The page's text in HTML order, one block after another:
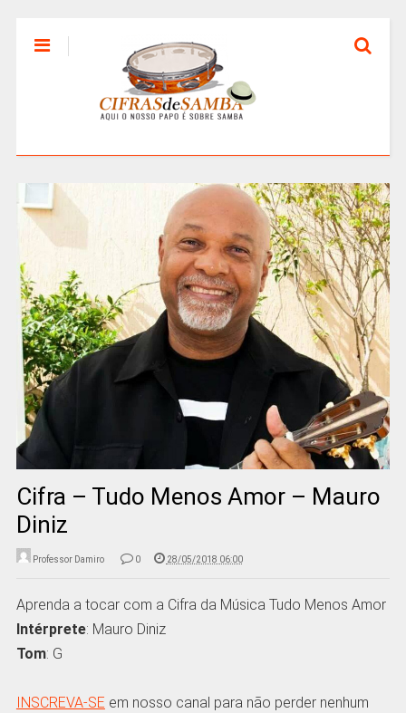
Cifra – Tudo Menos Amor – Mauro
Diniz
Professor Damiro 0 28/05/2018 06:00
Aprenda a tocar com a Cifra da Música Tudo Menos Amor
Intérprete: Mauro Diniz
Tom: G
INSCREVA-SE em nosso canal para não perder nenhum